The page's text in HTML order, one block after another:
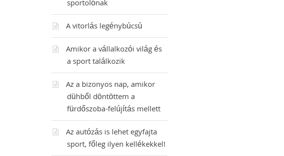
sportolónak
A vitorlás legénybúcsú
Amikor a vállalkozói világ és
a sport találkozik
Az a bizonyos nap, amikor
dühből döntöttem a
fürdőszoba-felújítás mellett
Az autózás is lehet egyfajta
sport, főleg ilyen kellékekkel!